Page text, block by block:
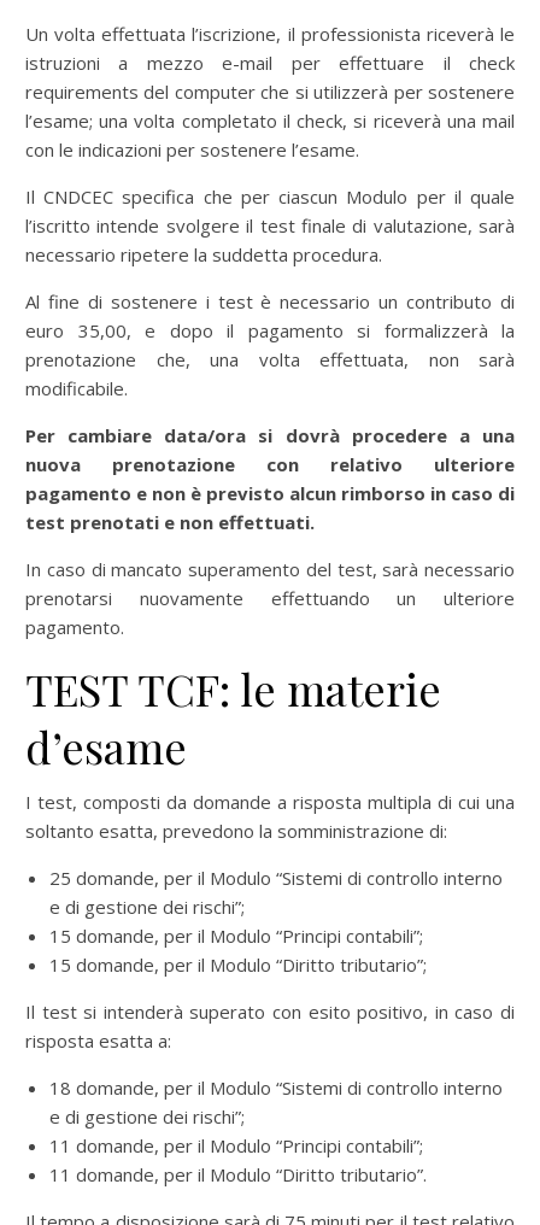
Un volta effettuata l’iscrizione, il professionista riceverà le
istruzioni a mezzo e-mail per effettuare il check
requirements del computer che si utilizzerà per sostenere
l’esame; una volta completato il check, si riceverà una mail
con le indicazioni per sostenere l’esame.
Il CNDCEC specifica che per ciascun Modulo per il quale
l’iscritto intende svolgere il test finale di valutazione, sarà
necessario ripetere la suddetta procedura.
Al fine di sostenere i test è necessario un contributo di
euro 35,00, e dopo il pagamento si formalizzerà la
prenotazione che, una volta effettuata, non sarà
modificabile.
Per cambiare data/ora si dovrà procedere a una
nuova prenotazione con relativo ulteriore
pagamento e non è previsto alcun rimborso in caso di
test prenotati e non effettuati.
In caso di mancato superamento del test, sarà necessario
prenotarsi nuovamente effettuando un ulteriore
pagamento.
TEST TCF: le materie
d’esame
I test, composti da domande a risposta multipla di cui una
soltanto esatta, prevedono la somministrazione di:
25 domande, per il Modulo “Sistemi di controllo interno
e di gestione dei rischi”;
15 domande, per il Modulo “Principi contabili”;
15 domande, per il Modulo “Diritto tributario”;
Il test si intenderà superato con esito positivo, in caso di
risposta esatta a:
18 domande, per il Modulo “Sistemi di controllo interno
e di gestione dei rischi”;
11 domande, per il Modulo “Principi contabili”;
11 domande, per il Modulo “Diritto tributario”.